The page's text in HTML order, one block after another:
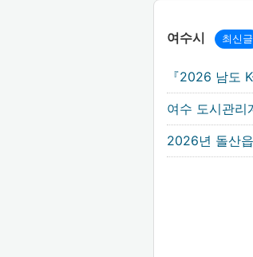
여수시 최신글
『2026 남도
여수 도시관리
2026년 돌산